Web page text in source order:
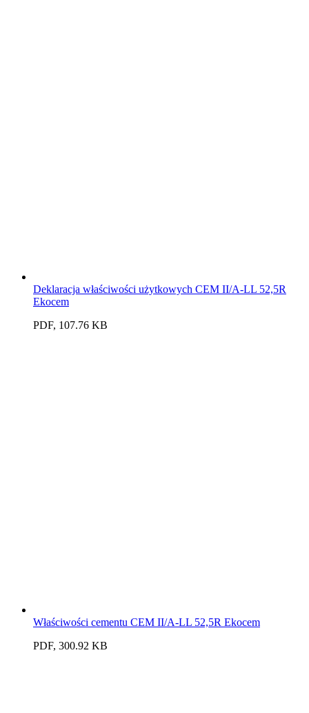
Deklaracja właściwości użytkowych CEM II/A-LL 52,5R
Ekocem
PDF, 107.76 KB
Właściwości cementu CEM II/A-LL 52,5R Ekocem
PDF, 300.92 KB